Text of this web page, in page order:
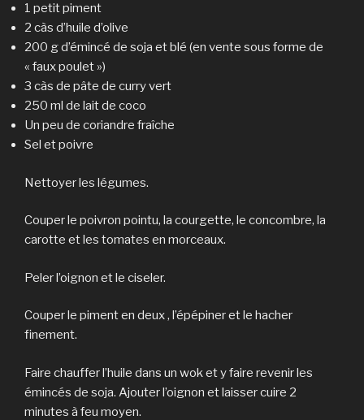
1 petit piment
2 càs d’huile d’olive
200 g d’émincé de soja et blé (en vente sous forme de
« faux poulet »)
3 càs de pâte de curry vert
250 ml de lait de coco
Un peu de coriandre fraîche
Sel et poivre
Nettoyer les légumes.
Couper le poivron pointu, la courgette, le concombre, la
carotte et les tomates en morceaux.
Peler l’oignon et le ciseler.
Couper le piment en deux , l’épépiner et le hacher
finement.
Faire chauffer l’huile dans un wok et y faire revenir les
émincés de soja. Ajouter l’oignon et laisser cuire 2
minutes à feu moyen.